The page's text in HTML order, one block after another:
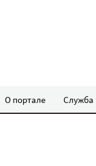
О портале Служба